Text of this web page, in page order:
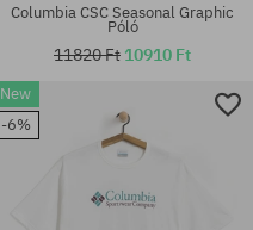
Elérhető méretek:
M; L; XL
Columbia CSC Seasonal Graphic
Póló
11820 Ft 10910 Ft
New
-6%